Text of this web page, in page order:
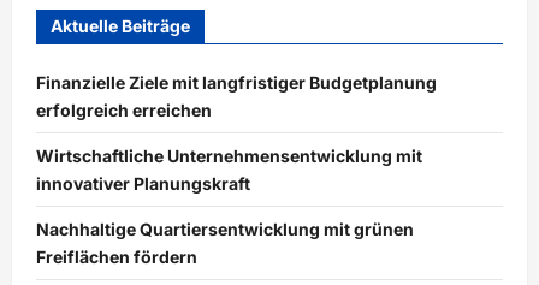
Aktuelle Beiträge
Finanzielle Ziele mit langfristiger Budgetplanung
erfolgreich erreichen
Wirtschaftliche Unternehmensentwicklung mit
innovativer Planungskraft
Nachhaltige Quartiersentwicklung mit grünen
Freiflächen fördern